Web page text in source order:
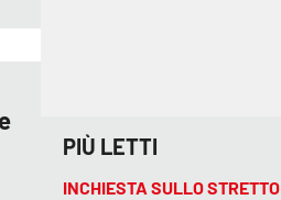
PIÙ LETTI
INCHIESTA SULLO STRETTO